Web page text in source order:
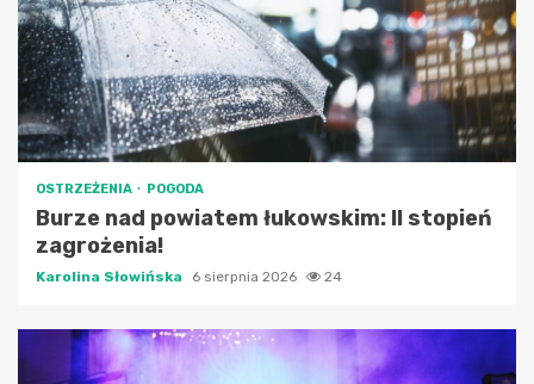
OSTRZEŻENIA POGODA
Burze nad powiatem łukowskim: II stopień
zagrożenia!
Karolina Słowińska 6 sierpnia 2026 24